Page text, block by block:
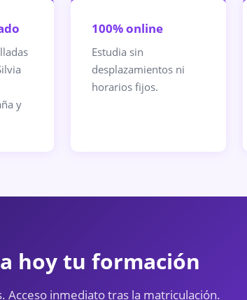
y
100% online
Estudia sin
desplazamientos ni
horarios fijos.
hoy tu formación
Acceso inmediato tras la matriculación.